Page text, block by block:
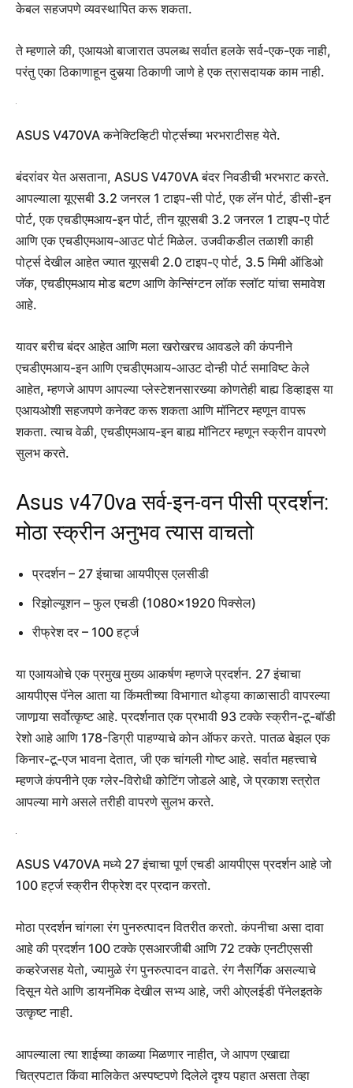
केबल सहजपणे व्यवस्थापित करू शकता.
ते म्हणाले की, एआयओ बाजारात उपलब्ध सर्वात हलके सर्व-एक-एक नाही,
परंतु एका ठिकाणाहून दुसर्‍या ठिकाणी जाणे हे एक त्रासदायक काम नाही.
ASUS V470VA कनेक्टिव्हिटी पोर्ट्सच्या भरभराटीसह येते.
बंदरांवर येत असताना, ASUS V470VA बंदर निवडीची भरभराट करते.
आपल्याला यूएसबी 3.2 जनरल 1 टाइप-सी पोर्ट, एक लॅन पोर्ट, डीसी-इन
पोर्ट, एक एचडीएमआय-इन पोर्ट, तीन यूएसबी 3.2 जनरल 1 टाइप-ए पोर्ट
आणि एक एचडीएमआय-आउट पोर्ट मिळेल. उजवीकडील तळाशी काही
पोर्ट्स देखील आहेत ज्यात यूएसबी 2.0 टाइप-ए पोर्ट, 3.5 मिमी ऑडिओ
जॅक, एचडीएमआय मोड बटण आणि केन्सिंग्टन लॉक स्लॉट यांचा समावेश
आहे.
यावर बरीच बंदर आहेत आणि मला खरोखरच आवडले की कंपनीने
एचडीएमआय-इन आणि एचडीएमआय-आउट दोन्ही पोर्ट समाविष्ट केले
आहेत, म्हणजे आपण आपल्या प्लेस्टेशनसारख्या कोणतेही बाह्य डिव्हाइस या
एआयओशी सहजपणे कनेक्ट करू शकता आणि मॉनिटर म्हणून वापरू
शकता. त्याच वेळी, एचडीएमआय-इन बाह्य मॉनिटर म्हणून स्क्रीन वापरणे
सुलभ करते.
Asus v470va सर्व-इन-वन पीसी प्रदर्शन:
मोठा स्क्रीन अनुभव त्यास वाचतो
प्रदर्शन – 27 इंचाचा आयपीएस एलसीडी
रिझोल्यूशन – फुल एचडी (1080×1920 पिक्सेल)
रीफ्रेश दर – 100 हर्ट्ज
या एआयओचे एक प्रमुख मुख्य आकर्षण म्हणजे प्रदर्शन. 27 इंचाचा
आयपीएस पॅनेल आता या किंमतीच्या विभागात थोड्या काळासाठी वापरल्या
जाणार्‍या सर्वोत्कृष्ट आहे. प्रदर्शनात एक प्रभावी 93 टक्के स्क्रीन-टू-बॉडी
रेशो आहे आणि 178-डिग्री पाहण्याचे कोन ऑफर करते. पातळ बेझल एक
किनार-टू-एज भावना देतात, जी एक चांगली गोष्ट आहे. सर्वात महत्त्वाचे
म्हणजे कंपनीने एक ग्लेर-विरोधी कोटिंग जोडले आहे, जे प्रकाश स्त्रोत
आपल्या मागे असले तरीही वापरणे सुलभ करते.
ASUS V470VA मध्ये 27 इंचाचा पूर्ण एचडी आयपीएस प्रदर्शन आहे जो
100 हर्ट्ज स्क्रीन रीफ्रेश दर प्रदान करतो.
मोठा प्रदर्शन चांगला रंग पुनरुत्पादन वितरीत करतो. कंपनीचा असा दावा
आहे की प्रदर्शन 100 टक्के एसआरजीबी आणि 72 टक्के एनटीएससी
कव्हरेजसह येतो, ज्यामुळे रंग पुनरुत्पादन वाढते. रंग नैसर्गिक असल्याचे
दिसून येते आणि डायनॅमिक देखील सभ्य आहे, जरी ओएलईडी पॅनेलइतके
उत्कृष्ट नाही.
आपल्याला त्या शाईच्या काळ्या मिळणार नाहीत, जे आपण एखाद्या
चित्रपटात किंवा मालिकेत अस्पष्टपणे दिलेले दृश्य पहात असता तेव्हा